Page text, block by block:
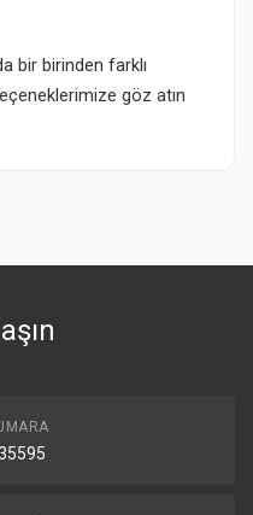
bir birinden farklı
göz atın